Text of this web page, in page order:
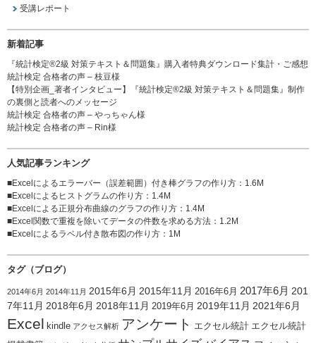
受講レポート
新着記事
『統計検定®2級 対策テキスト＆問題集』購入者特典ダウンロード集計・ご感想
統計検定 合格者の声 – 枝豆様
【特別企画_著者インタビュー】『統計検定®2級 対策テキスト＆問題集』制作
の裏側と読者へのメッセージ
統計検定 合格者の声 – やっちゃん様
統計検定 合格者の声 – Rin様
人気記事ランキング
■Excelによるエラーバー（誤差範囲）付き棒グラフの作り方 ：1.6M
■Excelによるヒストグラムの作り方 ：1.4M
■Excelによる正規分布曲線のグラフの作り方 ：1.4M
■Excel関数で重複を除いてデータの件数を求める方法 ：1.2M
■Excelによるラベル付き散布図の作り方 ：1M
タグ（ブログ）
2014年6月 2014年11月 2015年6月 2015年11月 2016年6月 2017年6月 201
7年11月 2018年6月 2018年11月 2019年6月 2019年11月 2021年6月
Excel kindle アクセス解析 アンケート エクセル統計 エクセル統計